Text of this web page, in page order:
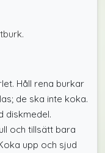
Håll rena burkar
de ska inte koka.
diskmedel.
och tillsätt bara
upp och sjud